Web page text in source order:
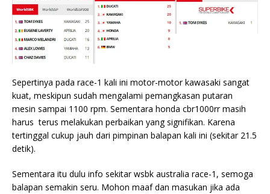
Sepertinya pada race-1 kali ini motor-motor kawasaki sangat
kuat, meskipun sudah mengalami pemangkasan putaran
mesin sampai 1100 rpm. Sementara honda cbr1000rr masih
harus terus melakukan perbaikan yang signifikan. Karena
tertinggal cukup jauh dari pimpinan balapan kali ini (sekitar 21.5
detik).
Sementara itu dulu info sekitar wsbk australia race-1, semoga
balapan semakin seru. Mohon maaf dan masukan jika ada